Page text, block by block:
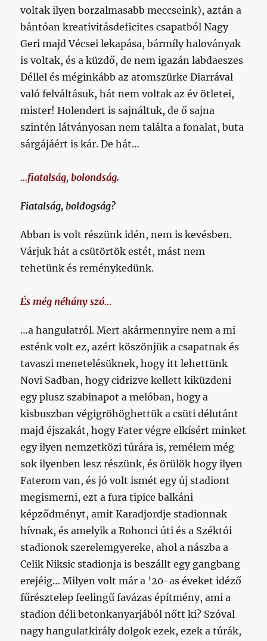
voltak ilyen borzalmasabb meccseink), aztán a
bántóan kreativitásdeficites csapatból Nagy
Geri majd Vécsei lekapása, bármíly haloványak
is voltak, és a küzdő, de nem igazán labdaeszes
Déllel és méginkább az atomszürke Diarrával
való felváltásuk, hát nem voltak az év ötletei,
mister! Holendert is sajnáltuk, de ő sajna
szintén látványosan nem találta a fonalat, buta
sárgájáért is kár. De hát…
…fiatalság, bolondság.
Fiatalság, boldogság?
Abban is volt részünk idén, nem is kevésben.
Várjuk hát a csütörtök estét, mást nem
tehetünk és reménykedünk.
És még néhány szó…
…a hangulatról. Mert akármennyire nem a mi
esténk volt ez, azért köszönjük a csapatnak és
tavaszi menetelésüknek, hogy itt lehettünk
Novi Sadban, hogy cidrizve kellett kiküzdeni
egy plusz szabinapot a melóban, hogy a
kisbuszban végigröhöghettük a csüti délutánt
majd éjszakát, hogy Fater végre elkísért minket
egy ilyen nemzetközi túrára is, remélem még
sok ilyenben lesz részünk, és örülök hogy ilyen
Faterom van, és jó volt ismét egy új stadiont
megismerni, ezt a fura tipice balkáni
képződményt, amit Karadjordje stadionnak
hívnak, és amelyik a Rohonci úti és a Széktói
stadionok szerelemgyereke, ahol a nászba a
Celik Niksic stadionja is beszállt egy gangbang
erejéig… Milyen volt már a ’20-as éveket idéző
fűrésztelep feelingű favázas építmény, ami a
stadion déli betonkanyarjából nőtt ki? Szóval
nagy hangulatkirály dolgok ezek, ezek a túrák,